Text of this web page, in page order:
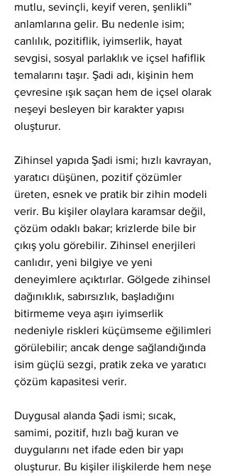
mutlu, sevinçli, keyif veren, şenlikli”
anlamlarına gelir. Bu nedenle isim;
canlılık, pozitiflik, iyimserlik, hayat
sevgisi, sosyal parlaklık ve içsel hafiflik
temalarını taşır. Şadi adı, kişinin hem
çevresine ışık saçan hem de içsel olarak
neşeyi besleyen bir karakter yapısı
oluşturur.
Zihinsel yapıda Şadi ismi; hızlı kavrayan,
yaratıcı düşünen, pozitif çözümler
üreten, esnek ve pratik bir zihin modeli
verir. Bu kişiler olaylara karamsar değil,
çözüm odaklı bakar; krizlerde bile bir
çıkış yolu görebilir. Zihinsel enerjileri
canlıdır, yeni bilgiye ve yeni
deneyimlere açıktırlar. Gölgede zihinsel
dağınıklık, sabırsızlık, başladığını
bitirmeme veya aşırı iyimserlik
nedeniyle riskleri küçümseme eğilimleri
görülebilir; ancak denge sağlandığında
isim güçlü sezgi, pratik zeka ve yaratıcı
çözüm kapasitesi verir.
Duygusal alanda Şadi ismi; sıcak,
samimi, pozitif, hızlı bağ kuran ve
duygularını net ifade eden bir yapı
oluşturur. Bu kişiler ilişkilerde hem neşe